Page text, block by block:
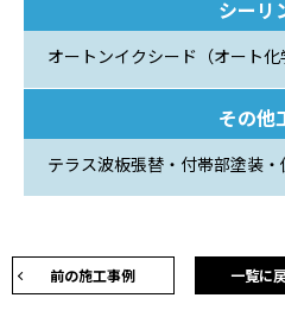
シーリ
オートンイクシード（オート化
その他
テラス波板張替・付帯部塗装
前の施工事例 一覧に